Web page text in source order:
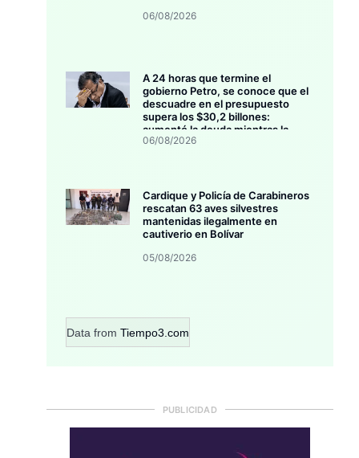
06/08/2026
A 24 horas que termine el
gobierno Petro, se conoce que el
descuadre en el presupuesto
supera los $30,2 billones:
aumentó la deuda mientras la
inversión se estanca
06/08/2026
Cardique y Policía de Carabineros
rescatan 63 aves silvestres
mantenidas ilegalmente en
cautiverio en Bolívar
05/08/2026
Data from Tiempo3.com
PUBLICIDAD